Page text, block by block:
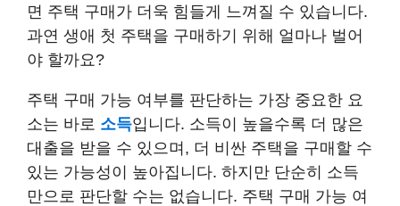
면 주택 구매가 더욱 힘들게 느껴질 수 있습니다.
과연 생애 첫 주택을 구매하기 위해 얼마나 벌어
야 할까요?
주택 구매 가능 여부를 판단하는 가장 중요한 요
소는 바로 소득입니다. 소득이 높을수록 더 많은
대출을 받을 수 있으며, 더 비싼 주택을 구매할 수
있는 가능성이 높아집니다. 하지만 단순히 소득
만으로 판단할 수는 없습니다. 주택 구매 가능 여